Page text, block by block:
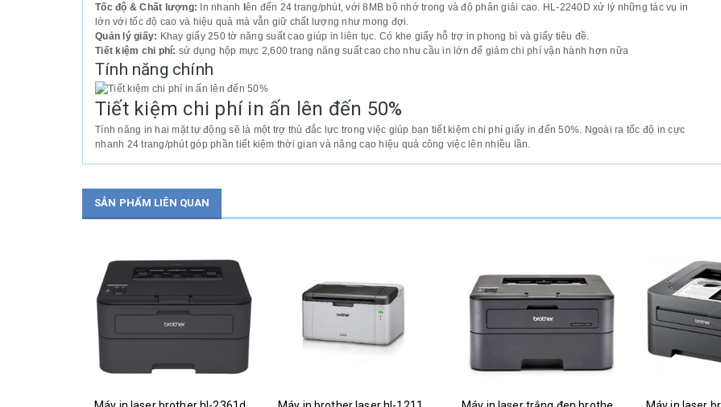
Tốc độ & Chất lượng: In nhanh ên đến 24 trang/phút, với 8MB bộ nhớ trong và độ phân giải cao. HL-2240D xử lý những tác vụ in
lớn với tốc độ cao và hiệu quả mà vẫn giữ chất lượng như mong đợi.
Quản lý giấy: Khay giấy 250 tờ năng suất cao giúp in liên tục. Có khe giấy hỗ trợ in phong bì và giấy tiêu đề.
Tiết kiệm chi phí: sử dụng hộp mực 2,600 trang năng suất cao cho nhu cầu in lớn để giảm chi phí vận hành hơn nữa
Tính năng chính
Tiết kiệm chi phí in ấn lên đến 50%
Tính năng in hai mặt tự động sẽ là một trợ thủ đắc lực trong việc giúp bạn tiết kiệm chi phí giấy in đến 50%. Ngoài ra tốc độ in cực
nhanh 24 trang/phút góp phần tiết kiệm thời gian và nâng cao hiệu quả công việc lên nhiều lần.
SẢN PHẨM LIÊN QUAN